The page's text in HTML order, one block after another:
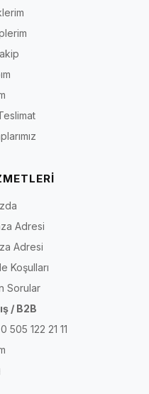
Adresi
Adresi
Koşulları
Sorular
/ B2B
505 122 21 11